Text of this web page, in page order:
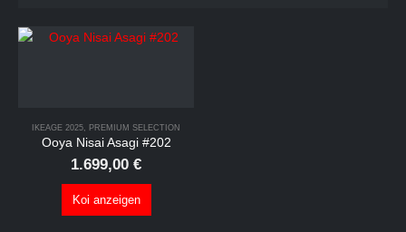
IKEAGE 2025 PREMIUM SELECTION
Ooya Nisai Asagi #202
1.699,00 €
Koi anzeigen